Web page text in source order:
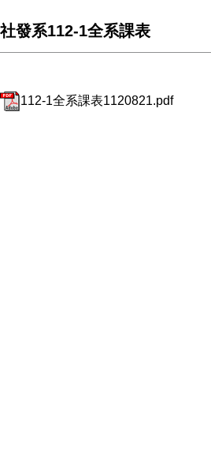
社發系112-1全系課表
112-1全系課表1120821.pdf